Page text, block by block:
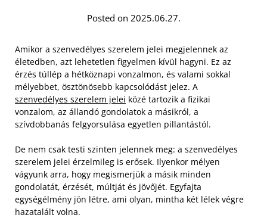
Posted on 2025.06.27.
Amikor a szenvedélyes szerelem jelei megjelennek az
életedben, azt lehetetlen figyelmen kívül hagyni. Ez az
érzés túllép a hétköznapi vonzalmon, és valami sokkal
mélyebbet, ösztönösebb kapcsolódást jelez. A
szenvedélyes szerelem jelei közé tartozik a fizikai
vonzalom, az állandó gondolatok a másikról, a
szívdobbanás felgyorsulása egyetlen pillantástól.
De nem csak testi szinten jelennek meg: a szenvedélyes
szerelem jelei érzelmileg is erősek. Ilyenkor mélyen
vágyunk arra, hogy megismerjük a másik minden
gondolatát, érzését, múltját és jövőjét. Egyfajta
egységélmény jön létre, ami olyan, mintha két lélek végre
hazatalált volna.